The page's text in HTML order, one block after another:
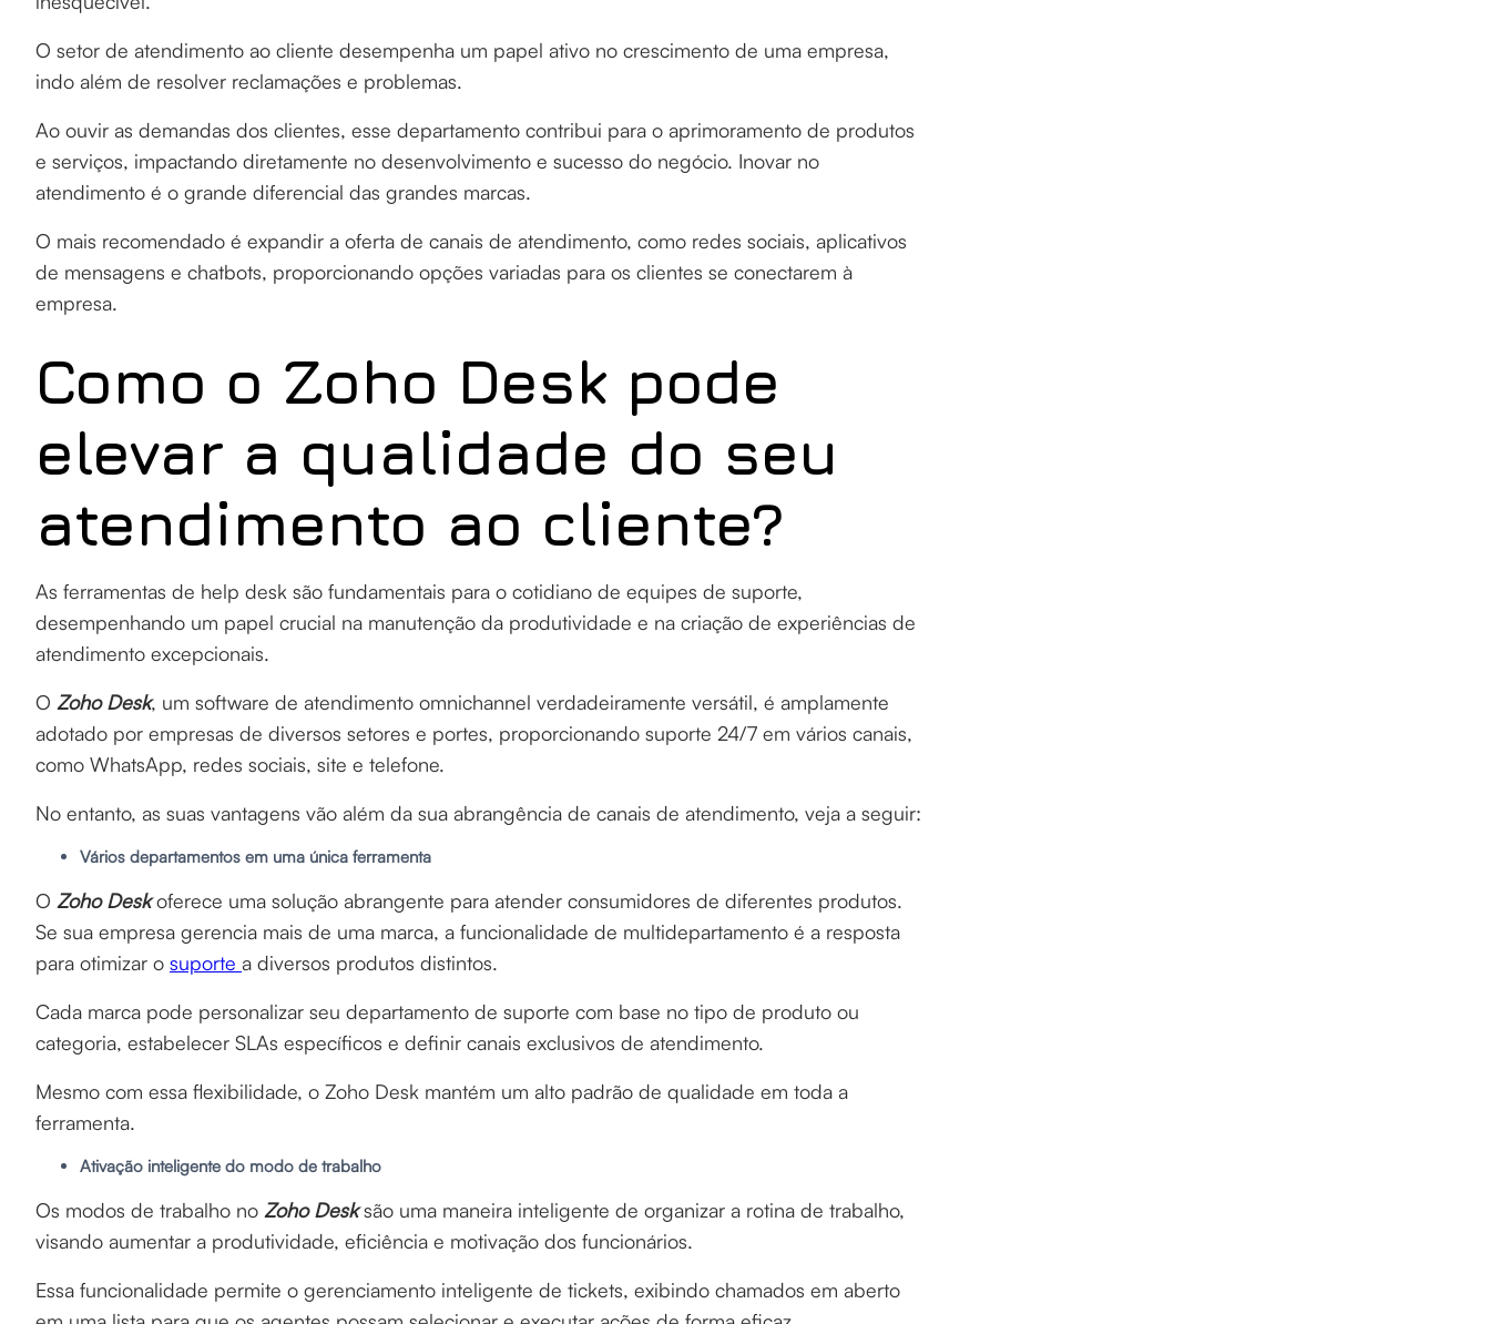
O setor de atendimento ao cliente desempenha um papel ativo no crescimento de uma empresa,
indo além de resolver reclamações e problemas.
Ao ouvir as demandas dos clientes, esse departamento contribui para o aprimoramento de produtos
e serviços, impactando diretamente no desenvolvimento e sucesso do negócio. Inovar no
atendimento é o grande diferencial das grandes marcas.
O mais recomendado é expandir a oferta de canais de atendimento, como redes sociais, aplicativos
de mensagens e chatbots, proporcionando opções variadas para os clientes se conectarem à
empresa.
Como o Zoho Desk pode
elevar a qualidade do seu
atendimento ao cliente?
As ferramentas de help desk são fundamentais para o cotidiano de equipes de suporte,
desempenhando um papel crucial na manutenção da produtividade e na criação de experiências de
atendimento excepcionais.
O Zoho Desk, um software de atendimento omnichannel verdadeiramente versátil, é amplamente
adotado por empresas de diversos setores e portes, proporcionando suporte 24/7 em vários canais,
como WhatsApp, redes sociais, site e telefone.
No entanto, as suas vantagens vão além da sua abrangência de canais de atendimento, veja a seguir:
Vários departamentos em uma única ferramenta
O Zoho Deskoferece uma solução abrangente para atender consumidores de diferentes produtos.
Se sua empresa gerencia mais de uma marca, a funcionalidade de multidepartamento é a resposta
para otimizar o suporte a diversos produtos distintos.
Cada marca pode personalizar seu departamento de suporte com base no tipo de produto ou
categoria, estabelecer SLAs específicos e definir canais exclusivos de atendimento.
Mesmo com essa flexibilidade, o Zoho Desk mantém um alto padrão de qualidade em toda a
ferramenta.
Ativação inteligente do modo de trabalho
Os modos de trabalho no Zoho Desksão uma maneira inteligente de organizar a rotina de trabalho,
visando aumentar a produtividade, eficiência e motivação dos funcionários.
Essa funcionalidade permite o gerenciamento inteligente de tickets, exibindo chamados em aberto